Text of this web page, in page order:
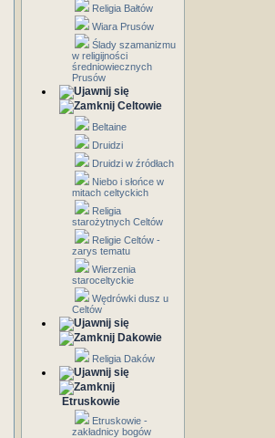
Religia Bałtów
Wiara Prusów
Ślady szamanizmu
w religijności
średniowiecznych
Prusów
Celtowie
Beltaine
Druidzi
Druidzi w źródłach
Niebo i słońce w
mitach celtyckich
Religia
starożytnych Celtów
Religie Celtów -
zarys tematu
Wierzenia
staroceltyckie
Wędrówki dusz u
Celtów
Dakowie
Religia Daków
Etruskowie
Etruskowie -
zakładnicy bogów